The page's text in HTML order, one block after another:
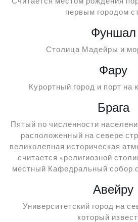
первым городом
Фуншал
Столица Мадейры и
Фару
Курортный город и порт на
Брага
Пятый по численности
расположенный на севере
великолепная историческая
считается «религиозной
местный Кафедральный собор
Авейру
Университетский город на
который